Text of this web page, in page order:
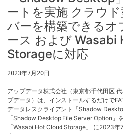
ートを実施 クラウ
バーを構築できるオ
ース および Wasabi
Storageに対応
2023年7月20日
アップデータ株式会社（東京都千代田区
プデータ）は、インストールするだけで
データレスクライアント「Shadow
「Shadow Desktop File Server Option」
「Wasabi Hot Cloud Storage」 に2023